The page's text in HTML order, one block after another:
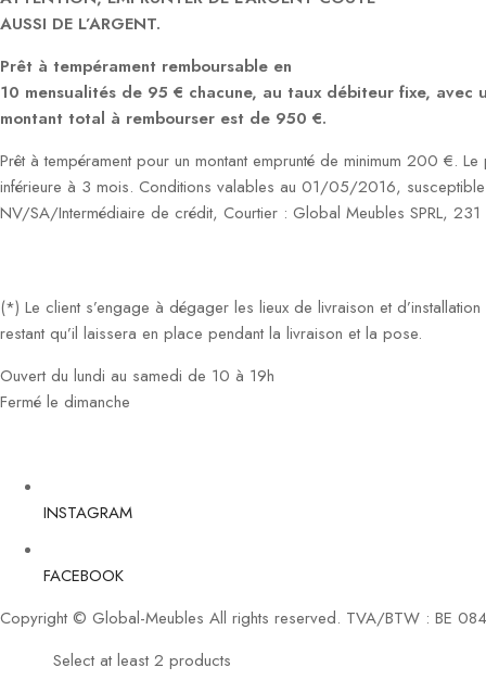
AUSSI DE L’ARGENT.
Prêt à tempérament remboursable en
10 mensualités de 95 € chacune, au taux débiteur fixe, avec
montant total à rembourser est de 950 €.
Prêt à tempérament pour un montant emprunté de minimum 200 €.
inférieure à 3 mois. Conditions valables au 01/05/2016,
NV/SA/Intermédiaire de crédit, Courtier : Global Meubles SPRL,
(*) Le client s’engage à dégager les lieux de livraison et
restant qu’il laissera en place pendant la livraison et la pose.
Ouvert du lundi au samedi de 10 à 19h
Fermé le dimanche
INSTAGRAM
FACEBOOK
Copyright © Global-Meubles All rights reserved. TVA/BTW : BE
Select at least 2 products